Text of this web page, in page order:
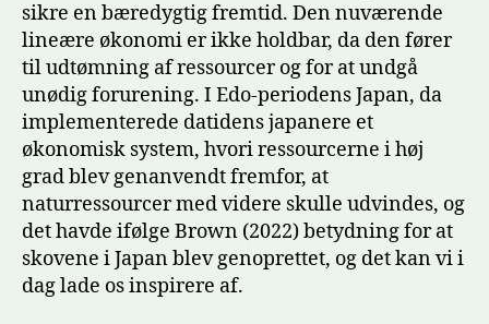
sikre en bæredygtig fremtid. Den nuværende
lineære økonomi er ikke holdbar, da den fører
til udtømning af ressourcer og for at undgå
unødig forurening. I Edo-periodens Japan, da
implementerede datidens japanere et
økonomisk system, hvori ressourcerne i høj
grad blev genanvendt fremfor, at
naturressourcer med videre skulle udvindes, og
det havde ifølge Brown (2022) betydning for at
skovene i Japan blev genoprettet, og det kan vi i
dag lade os inspirere af.